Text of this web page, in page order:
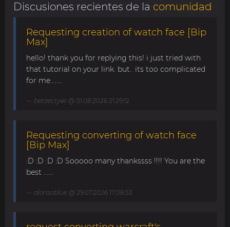
Discusiones recientes de la comunidad
Requesting creation of watch face [Bip
Max]
hello! thank you for replying this! i just tried with
that tutorial on your link. but.. its too complicated
for me........
berzectyve @ 01.08.2026 21:29:12
Requesting converting of watch face
[Bip Max]
:D :D :D :D Sooooo many thankssss !!!! You are the
best ......
alonsoblue @ 29.07.2026 17:08:53